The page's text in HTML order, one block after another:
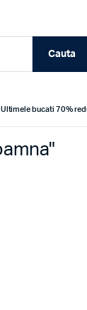
Cauta
Ultimele bucati 70%